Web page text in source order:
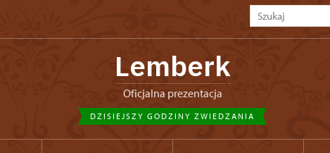
Lemberk
Oficjalna prezentacja
DZISIEJSZY GODZINY ZWIEDZANIA